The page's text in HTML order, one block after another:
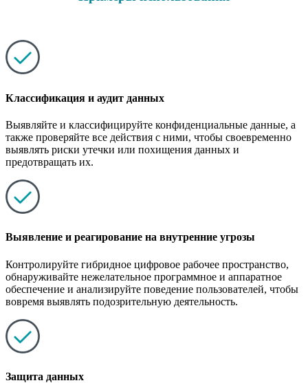
Классификация и аудит данных
Выявляйте и классифицируйте конфиденциальные данные, а
также проверяйте все действия с ними, чтобы своевременно
выявлять риски утечки или похищения данных и
предотвращать их.
Выявление и реагирование на внутренние угрозы
Контролируйте гибридное цифровое рабочее пространство,
обнаруживайте нежелательное программное и аппаратное
обеспечение и анализируйте поведение пользователей, чтобы
вовремя выявлять подозрительную деятельность.
Защита данных